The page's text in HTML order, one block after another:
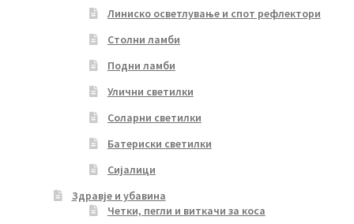
Линиско осветлување и спот рефлектори
Столни ламби
Подни ламби
Улични светилки
Соларни светилки
Батериски светилки
Сијалици
Здравје и убавина
Четки, пегли и виткачи за коса